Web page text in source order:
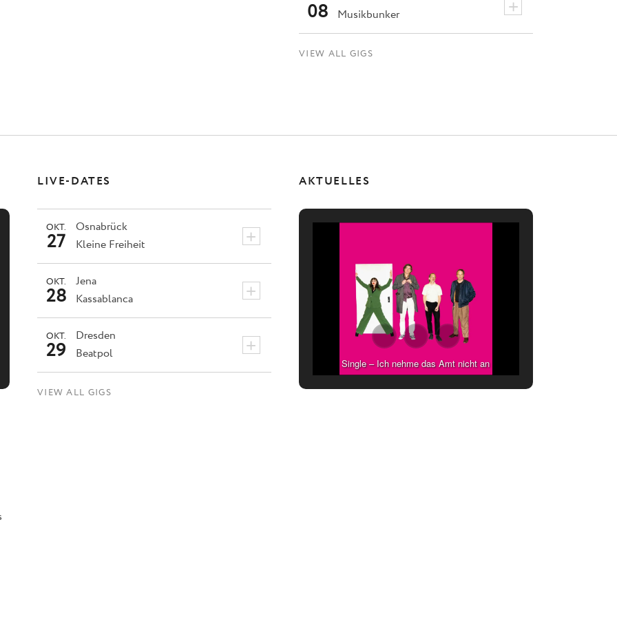
+
08 Musikbunker
VIEW ALL GIGS
LIVE-DATES
Osnabrück +
OKT.
27 Kleine Freiheit
Jena +
OKT.
28 Kassablanca
Dresden +
OKT.
29 Beatpol
VIEW ALL GIGS
AKTUELLES
Single – Ich nehme das Amt nicht an